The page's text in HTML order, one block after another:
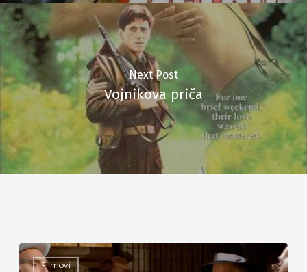
Next Post
Vojnikova priča
Filmovi